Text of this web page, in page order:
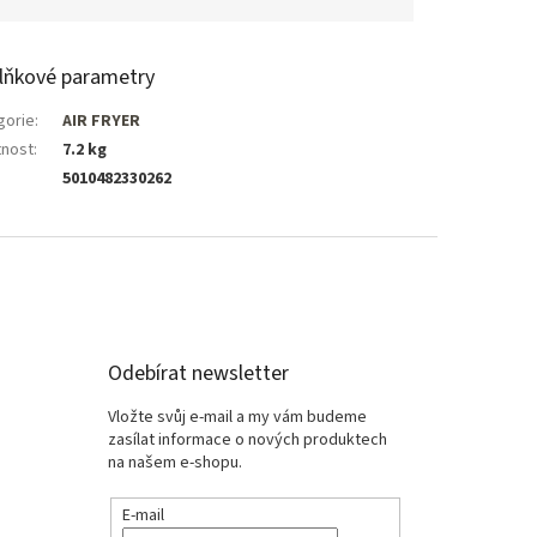
parametry
:
AIR FRYER
:
7.2 kg
5010482330262
Odebírat newsletter
Vložte svůj e-mail a my vám budeme
zasílat informace o nových produktech
na našem e-shopu.
E-mail